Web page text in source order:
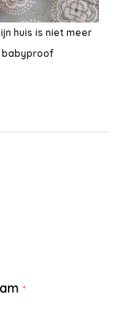
huis is niet meer
babyproof
*